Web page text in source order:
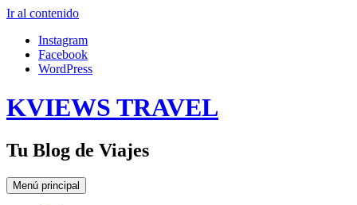
Ir al contenido
Instagram
Facebook
WordPress
KVIEWS TRAVEL
Tu Blog de Viajes
Menú principal